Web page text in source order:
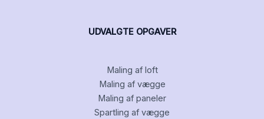
UDVALGTE OPGAVER
Maling af loft
Maling af vægge
Maling af paneler
Spartling af vægge